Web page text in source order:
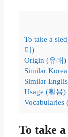
To take a
미)
Origin (유래)
Similar
Similar
Usage (활용)
Vocabularies
To take